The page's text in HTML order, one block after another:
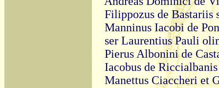
Filippozus de Bastariis
Manninus Iacobi de
ser Laurentius Pauli
Pierus Albonini de
Iacobus de Riccialbanis
Manettus Ciaccheri et